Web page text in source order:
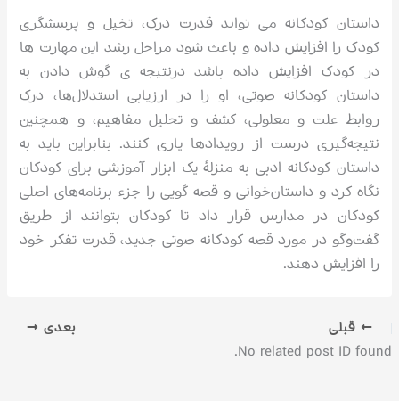
داستان کودکانه می تواند قدرت درک، تخیل و پرسشگری
کودک را افزایش داده و باعث شود مراحل رشد این مهارت ها
در کودک افزایش داده باشد در‌نتیجه ی گوش دادن به
داستان کودکانه صوتی، او را در ارزیابی استدلال‌ها، درک
روابط علت و معلولی، کشف و تحلیل مفاهیم، و همچنین
نتیجه‌گیری درست از رویدادها یاری کنند. بنابراین باید به
داستان‌ کودکانه ادبی به ‌منزلۀ یک ابزار آموزشی برای کودکان
نگاه کرد و داستان‌خوانی و قصه گویی را جزء برنامه‌های اصلی
کودکان در مدارس قرار داد تا کودکان بتوانند از طریق
گفت‌و‌گو در مورد قصه کودکانه صوتی جدید، قدرت تفکر خود
را افزایش دهند.
قبلی بعدی
No related post ID found.